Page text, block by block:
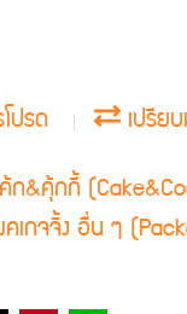
ปรด เปรีย
ค้ก&คุ้กกี้
พคเกจจิ้ง อื่น ๆ